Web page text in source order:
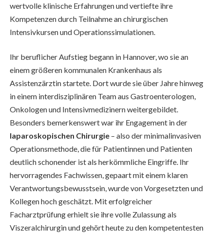
wertvolle klinische Erfahrungen und vertiefte ihre
Kompetenzen durch Teilnahme an chirurgischen
Intensivkursen und Operationssimulationen.
Ihr beruflicher Aufstieg begann in Hannover, wo sie an
einem größeren kommunalen Krankenhaus als
Assistenzärztin startete. Dort wurde sie über Jahre hinweg
in einem interdisziplinären Team aus Gastroenterologen,
Onkologen und Intensivmedizinern weitergebildet.
Besonders bemerkenswert war ihr Engagement in der
laparoskopischen Chirurgie – also der minimalinvasiven
Operationsmethode, die für Patientinnen und Patienten
deutlich schonender ist als herkömmliche Eingriffe. Ihr
hervorragendes Fachwissen, gepaart mit einem klaren
Verantwortungsbewusstsein, wurde von Vorgesetzten und
Kollegen hoch geschätzt. Mit erfolgreicher
Facharztprüfung erhielt sie ihre volle Zulassung als
Viszeralchirurgin und gehört heute zu den kompetentesten